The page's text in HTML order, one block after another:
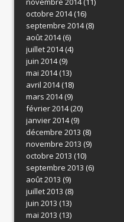
octobre 2014(16)
septembre 2014(8)
août 2014(6)
juillet 2014(4)
juin 2014(9)
mai 2014(13)
avril 2014(18)
mars 2014(9)
février 2014(20)
janvier 2014(9)
décembre 2013 (8)
novembre 2013 (9)
octobre 2013 (10)
septembre 2013 (6)
août 2013 (9)
juillet 2013 (8)
juin 2013 (13)
mai 2013 (13)